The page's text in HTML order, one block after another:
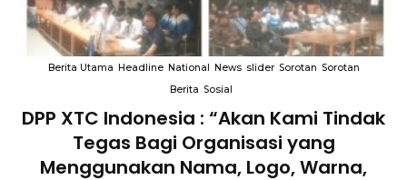
Berita Utama Headline National News slider Sorotan Sorotan
Berita Sosial
Terkait “XTC Sexy Road”, Ketua Dewan
Pendiri : “Penggunaan Nama Tersebut
Telah Melanggar Ketentuan